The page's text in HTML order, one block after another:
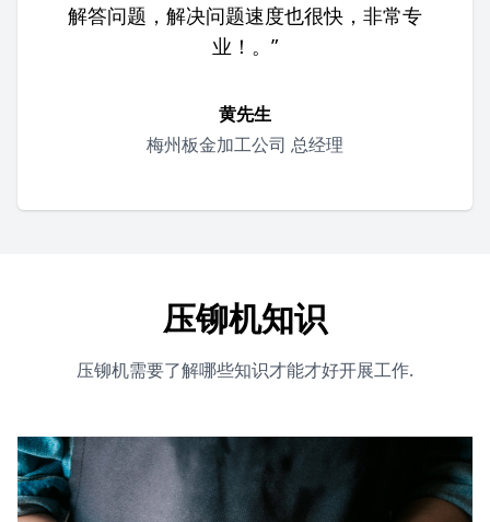
解答问题，解决问题速度也很快，非常专
业！。”
黄先生
梅州板金加工公司 总经理
压铆机知识
压铆机需要了解哪些知识才能才好开展工作.